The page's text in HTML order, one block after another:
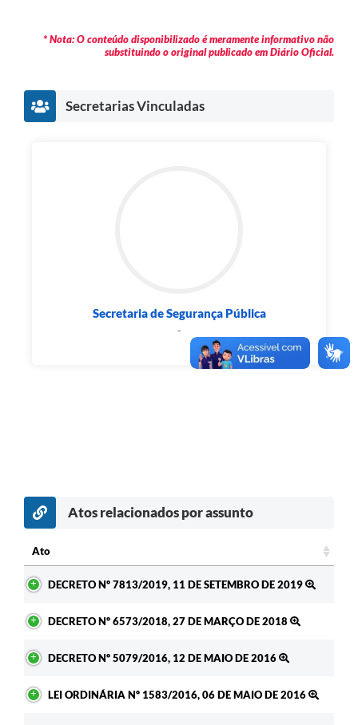
* Nota: O conteúdo disponibilizado é meramente informativo não
substituindo o original publicado em Diário Oficial.
Secretarias Vinculadas
Secretaria de Segurança Pública
-
Atos relacionados por assunto
Ato
DECRETO Nº 7813/2019, 11 DE SETEMBRO DE 2019
DECRETO Nº 6573/2018, 27 DE MARÇO DE 2018
DECRETO Nº 5079/2016, 12 DE MAIO DE 2016
LEI ORDINÁRIA Nº 1583/2016, 06 DE MAIO DE 2016